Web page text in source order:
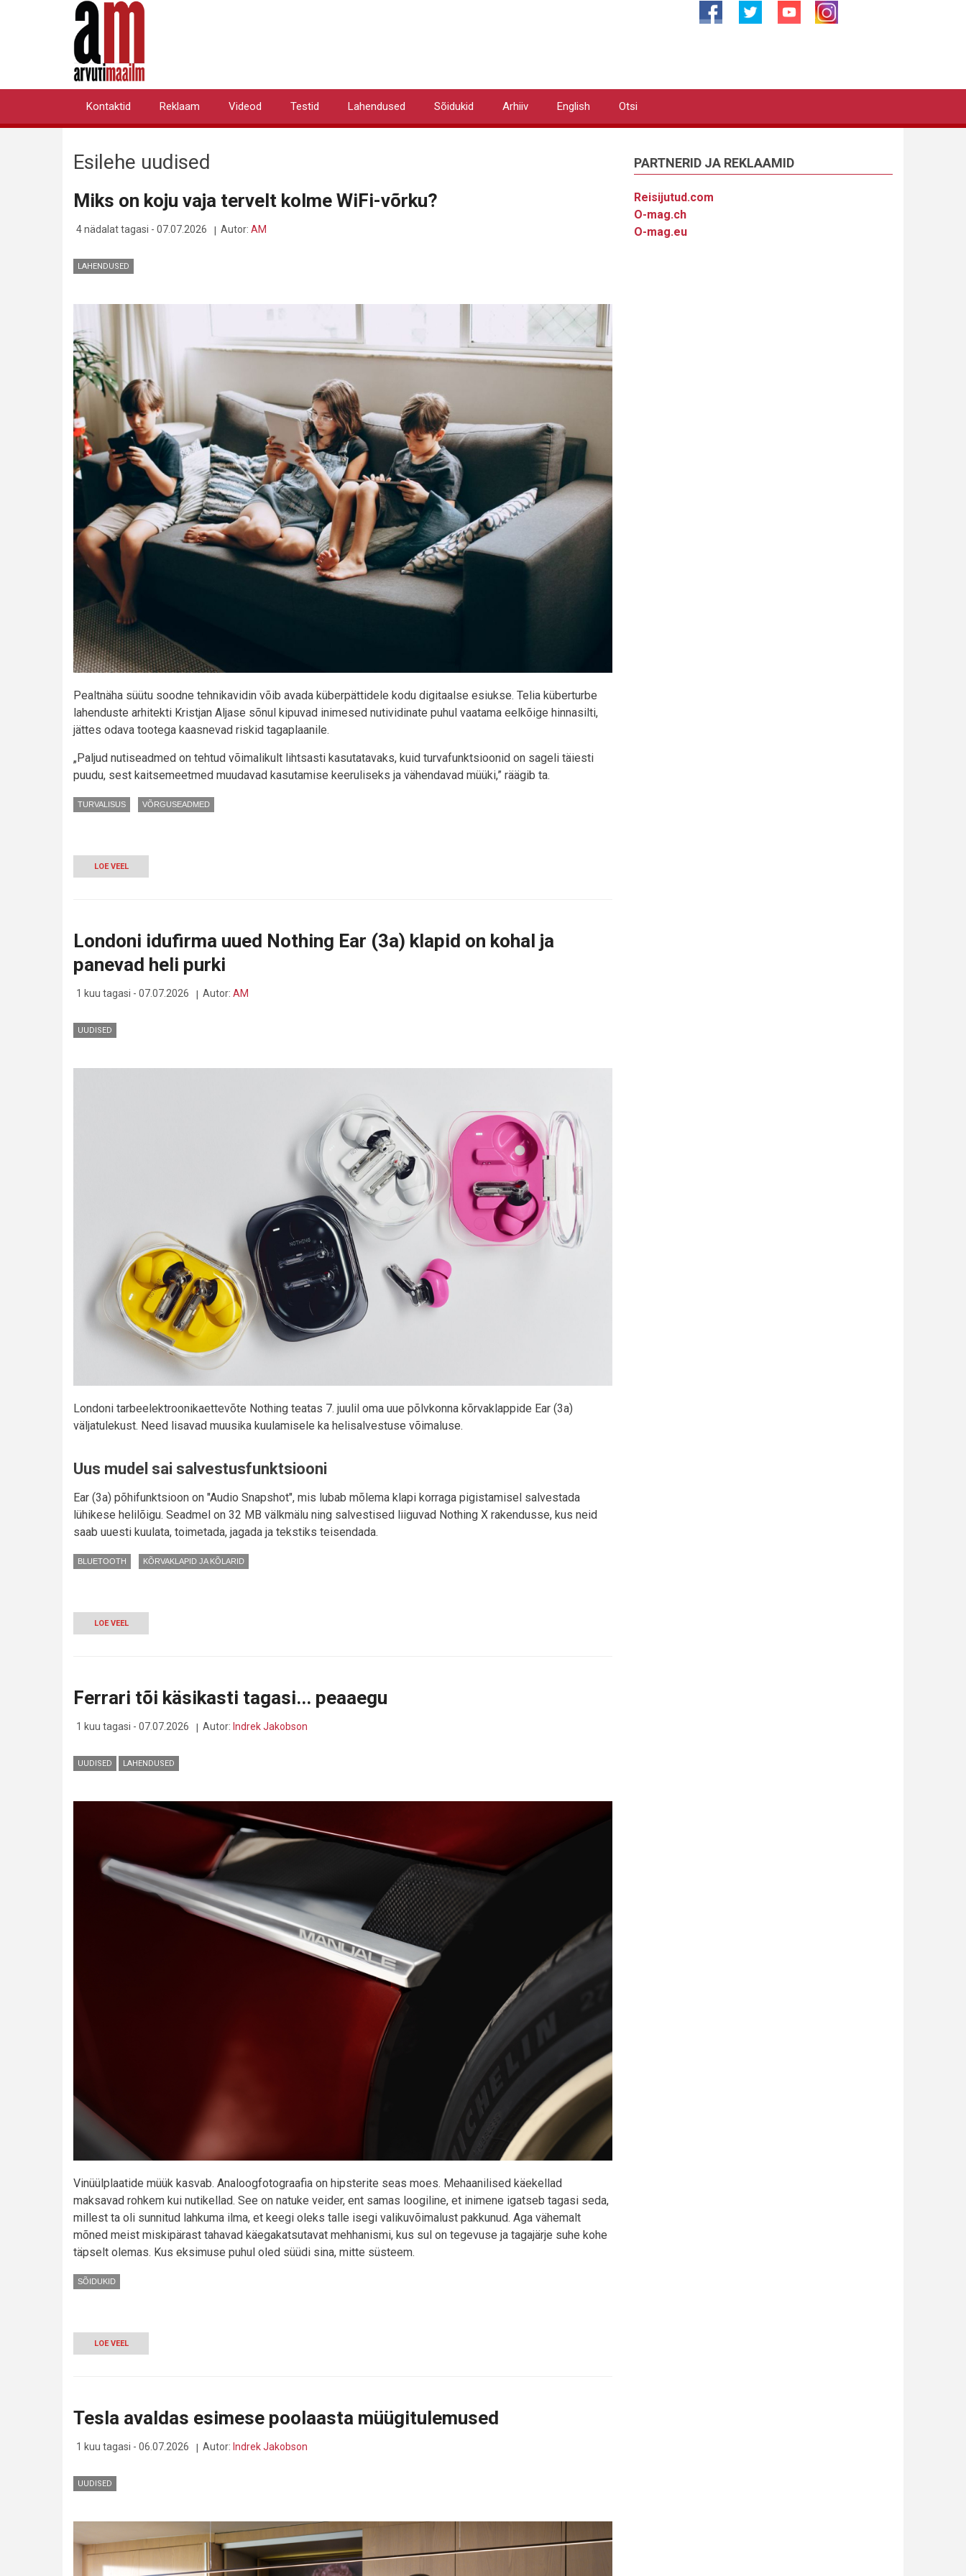
Primary
Kontaktid Reklaam Videod Testid Lahendused Sõidukid Arhiiv English Otsi
Esilehe uudised
Miks on koju vaja tervelt kolme WiFi-võrku?
4 nädalat tagasi - 07.07.2026 Autor: AM
LAHENDUSED
Pealtnäha süütu soodne tehnikavidin võib avada küberpättidele kodu digitaalse esiukse. Telia küberturbe
lahenduste arhitekti Kristjan Aljase sõnul kipuvad inimesed nutividinate puhul vaatama eelkõige hinnasilti,
jättes odava tootega kaasnevad riskid tagaplaanile.
„Paljud nutiseadmed on tehtud võimalikult lihtsasti kasutatavaks, kuid turvafunktsioonid on sageli täiesti
puudu, sest kaitsemeetmed muudavad kasutamise keeruliseks ja vähendavad müüki,” räägib ta.
TURVALISUS VÕRGUSEADMED
LOE VEEL-
MIKS
KOLME
VÕRKU?
Londoni idufirma uued Nothing Ear (3a) klapid on kohal ja
panevad heli purki
1 kuu tagasi - 07.07.2026 Autor: AM
UUDISED
Londoni tarbeelektroonikaettevõte Nothing teatas 7. juulil oma uue põlvkonna kõrvaklappide Ear (3a)
väljatulekust. Need lisavad muusika kuulamisele ka helisalvestuse võimaluse.
Uus mudel sai salvestusfunktsiooni
Ear (3a) põhifunktsioon on "Audio Snapshot", mis lubab mõlema klapi korraga pigistamisel salvestada
lühikese helilõigu. Seadmel on 32 MB välkmälu ning salvestised liiguvad Nothing X rakendusse, kus neid
saab uuesti kuulata, toimetada, jagada ja tekstiks teisendada.
BLUETOOTH KÕRVAKLAPID JA KÕLARID
LOE VEEL-
LONDONI
(3A)
ON
KOHAL
PANEVAD
HELI
Ferrari tõi käsikasti tagasi... peaaegu
1 kuu tagasi - 07.07.2026 Autor: Indrek Jakobson
UUDISED LAHENDUSED
Vinüülplaatide müük kasvab. Analoogfotograafia on hipsterite seas moes. Mehaanilised käekellad
maksavad rohkem kui nutikellad. See on natuke veider, ent samas loogiline, et inimene igatseb tagasi seda,
millest ta oli sunnitud lahkuma ilma, et keegi oleks talle isegi valikuvõimalust pakkunud. Aga vähemalt
mõned meist miskipärast tahavad käegakatsutavat mehhanismi, kus sul on tegevuse ja tagajärje suhe kohe
täpselt olemas. Kus eksimuse puhul oled süüdi sina, mitte süsteem.
SÕIDUKID
LOE VEEL-
FERRARI
Tesla avaldas esimese poolaasta müügitulemused
1 kuu tagasi - 06.07.2026 Autor: Indrek Jakobson
UUDISED
PARTNERID JA REKLAAMID
Reisijutud.com
O-mag.ch
O-mag.eu